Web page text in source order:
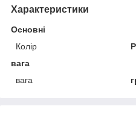
Характеристики
Основні
Колір
вага
вага